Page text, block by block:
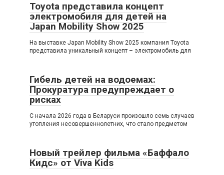
Toyota представила концепт
электромобиля для детей на
Japan Mobility Show 2025
На выставке Japan Mobility Show 2025 компания Toyota
представила уникальный концепт – электромобиль для
Гибель детей на водоемах:
Прокуратура предупреждает о
рисках
С начала 2026 года в Беларуси произошло семь случаев
утопления несовершеннолетних, что стало предметом
Новый трейлер фильма «Баффало
Кидс» от Viva Kids